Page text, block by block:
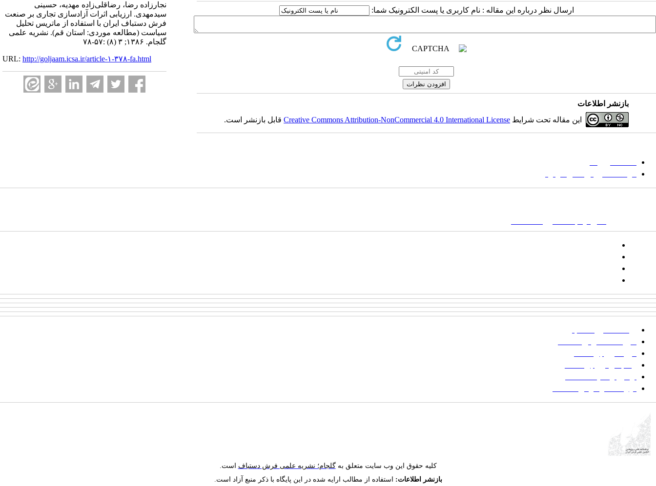
نجارزاده رضا، رضاقلی‌زاده مهدیه، حسینی
سیدمهدی. ارزیابی اثرات آزادسازی تجاری بر صنعت
فرش دستباف ایران با استفاده از ماتریس تحلیل
سیاست (مطالعه موردی: استان قم). نشریه علمی
گلجام. ۱۳۸۶; ۳ (۸) :۵۷-۷۸
URL: http://goljaam.icsa.ir/article-۱-۳۷۸-fa.html
ارسال نظر درباره این مقاله : نام کاربری یا پست الکترونیک شما:
بازنشر اطلاعات
این مقاله تحت شرایط Creative Commons Attribution-NonCommercial 4.0 International Licenseقابل بازنشر است.
کلیه حقوق این وب سایت متعلق بهگلجام؛ نشریه علمی فرش دستباف است.
بازنشر اطلاعات: استفاده از مطالب ارایه شده در این پایگاه با ذکر منبع آزاد است.